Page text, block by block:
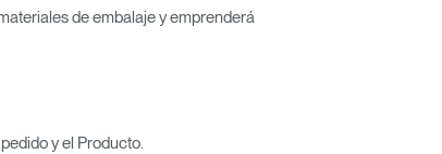
de embalaje y emprenderá
y el Producto.